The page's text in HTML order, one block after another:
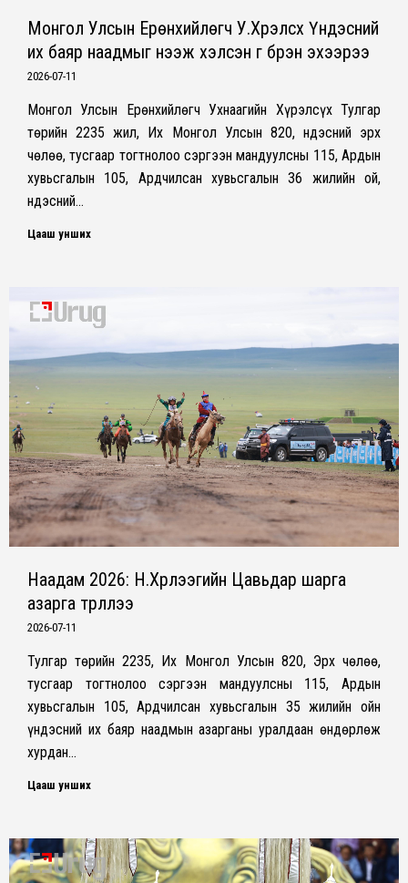
Монгол Улсын Ерөнхийлөгч У.Хүрэлсүх Үндэсний
их баяр наадмыг нээж хэлсэн үг бүрэн эхээрээ
2026-07-11
Монгол Улсын Ерөнхийлөгч Ухнаагийн Хүрэлсүх Тулгар
төрийн 2235 жил, Их Монгол Улсын 820, Үндэсний эрх
чөлөө, тусгаар тогтнолоо сэргээн мандуулсны 115, Ардын
хувьсгалын 105, Ардчилсан хувьсгалын 36 жилийн ой,
Үндэсний…
Цааш унших
Наадам 2026: Н.Хүрлээгийн Цавьдар шарга
азарга түрүүллээ
2026-07-11
Тулгар төрийн 2235, Их Монгол Улсын 820, Эрх чөлөө,
тусгаар тогтнолоо сэргээн мандуулсны 115, Ардын
хувьсгалын 105, Ардчилсан хувьсгалын 35 жилийн ойн
үндэсний их баяр наадмын азарганы уралдаан өндөрлөж
хурдан…
Цааш унших